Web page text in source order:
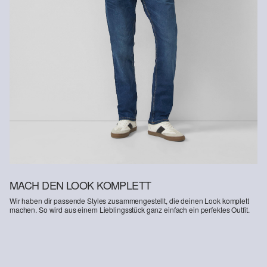
Kunden haben nach Erhalt der Ware 30 Tage Zeit, um ihre Artikel
Weitere Informationen sind unserer „ Hilfe & FAQ
HIER online anmelden.
MACH DEN LOOK KOMPLETT
Wir haben dir passende Styles zusammengestellt, die deinen Look komplett
machen. So wird aus einem Lieblingsstück ganz einfach ein perfektes Outfit.